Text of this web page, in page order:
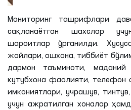
Мониторинг ташрифлари
сақланаётган шахслар
шароитлар ўрганилди.
жойлари, ошхона, тиббиёт
дармон таъминоти,
кутубхона фаолияти, телефон
имкониятлари, учрашув,
учун ажратилган хоналар